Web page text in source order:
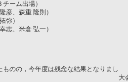
ーム出場）
、森重 隆則）
）
、米倉 弘一）
のの，今年度は残念な結果となりまし
にて来年度も開